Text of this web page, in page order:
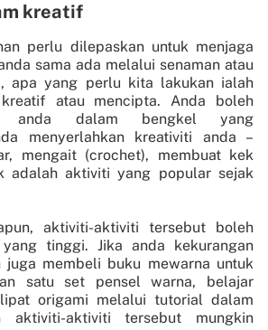
kreatif
perlu dilepaskan untuk menjaga
sama ada melalui senaman atau
apa yang perlu kita lakukan ialah
atau mencipta. Anda boleh
anda dalam bengkel yang
menyerlahkan kreativiti anda –
mengait (crochet), membuat kek
adalah aktiviti yang popular sejak
aktiviti-aktiviti tersebut boleh
tinggi. Jika anda kekurangan
juga membeli buku mewarna untuk
satu set pensel warna, belajar
origami melalui tutorial dalam
aktiviti-aktiviti tersebut mungkin